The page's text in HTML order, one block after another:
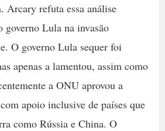
Arcary refuta essa análise
governo Lula na invasão
O governo Lula sequer foi
apenas a lamentou, assim como
a ONU aprovou a
apoio inclusive de países que
como Rússia e China. O